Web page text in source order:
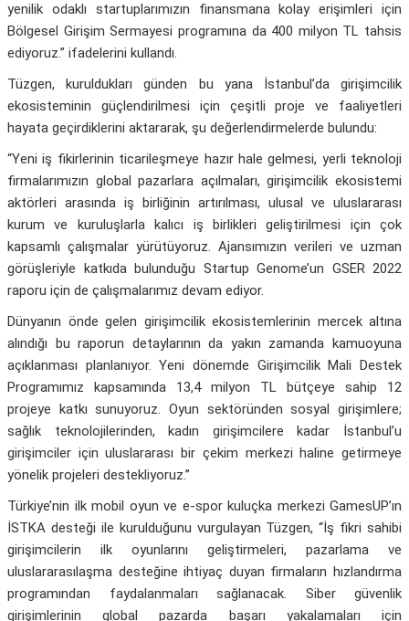
yenilik odaklı startuplarımızın finansmana kolay erişimleri için
Bölgesel Girişim Sermayesi programına da 400 milyon TL tahsis
ediyoruz.” ifadelerini kullandı.
Tüzgen, kuruldukları günden bu yana İstanbul’da girişimcilik
ekosisteminin güçlendirilmesi için çeşitli proje ve faaliyetleri
hayata geçirdiklerini aktararak, şu değerlendirmelerde bulundu:
“Yeni iş fikirlerinin ticarileşmeye hazır hale gelmesi, yerli teknoloji
firmalarımızın global pazarlara açılmaları, girişimcilik ekosistemi
aktörleri arasında iş birliğinin artırılması, ulusal ve uluslararası
kurum ve kuruluşlarla kalıcı iş birlikleri geliştirilmesi için çok
kapsamlı çalışmalar yürütüyoruz. Ajansımızın verileri ve uzman
görüşleriyle katkıda bulunduğu Startup Genome’un GSER 2022
raporu için de çalışmalarımız devam ediyor.
Dünyanın önde gelen girişimcilik ekosistemlerinin mercek altına
alındığı bu raporun detaylarının da yakın zamanda kamuoyuna
açıklanması planlanıyor. Yeni dönemde Girişimcilik Mali Destek
Programımız kapsamında 13,4 milyon TL bütçeye sahip 12
projeye katkı sunuyoruz. Oyun sektöründen sosyal girişimlere;
sağlık teknolojilerinden, kadın girişimcilere kadar İstanbul’u
girişimciler için uluslararası bir çekim merkezi haline getirmeye
yönelik projeleri destekliyoruz.”
Türkiye’nin ilk mobil oyun ve e-spor kuluçka merkezi GamesUP’ın
İSTKA desteği ile kurulduğunu vurgulayan Tüzgen, “İş fikri sahibi
girişimcilerin ilk oyunlarını geliştirmeleri, pazarlama ve
uluslararasılaşma desteğine ihtiyaç duyan firmaların hızlandırma
programından faydalanmaları sağlanacak. Siber güvenlik
girişimlerinin global pazarda başarı yakalamaları için